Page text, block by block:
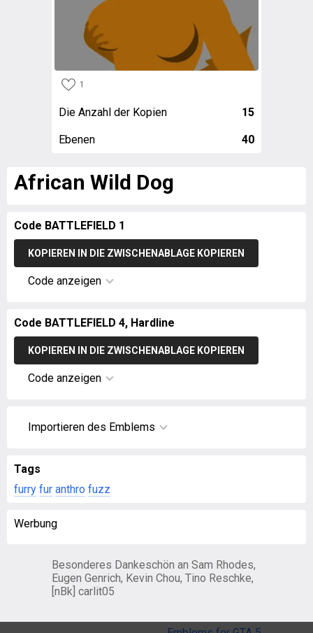
1
Die Anzahl der Kopien 15
Ebenen 40
African Wild Dog
Code BATTLEFIELD 1
KOPIEREN IN DIE ZWISCHENABLAGE KOPIEREN
Code anzeigen
Code BATTLEFIELD 4, Hardline
KOPIEREN IN DIE ZWISCHENABLAGE KOPIEREN
Code anzeigen
Importieren des Emblems
Tags
furry fur anthro fuzz
Werbung
Besonderes Dankeschön an Sam Rhodes,
Eugen Genrich, Kevin Chou, Tino Reschke,
[nBk] carlit05